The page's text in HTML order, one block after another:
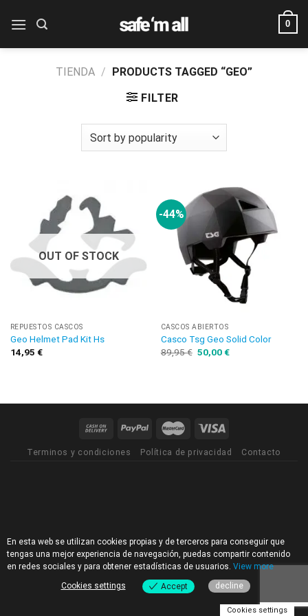
0
TIENDA / PRODUCTS TAGGED “GEO”
FILTER
OUT OF STOCK
REPUESTOS CASCOS
Geo Helmet Pad Kit Hs
14,95 €
-44%
CASCOS ABIERTOS
Casco Tsg Geo Solid Color
89,95€ 50,00€
Terminos y condiciones Política de privacidad Contacto
En esta web se utilizan cookies propias y de terceros para conseguir que
tengas una mejor experiencia de navegación, puedas compartir contenido
en redes sociales y para obtener estadísticas de usuarios. View more
Cookies settings
Accept decline
Cookies settings